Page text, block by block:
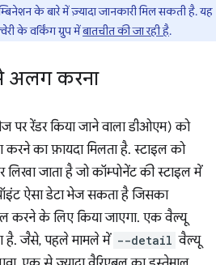
के बारे में ज़्यादा जानकारी मिल सकती है. यह
के वर्किंग ग्रुप मेंबातचीत की जा रही है.
अलग करना
पर रेंडर किया जाने वाला डीओएम) को
का फ़ायदा मिलता है. स्टाइल को
लिखा जाता है जो कॉम्पोनेंट की स्टाइल में
ऐसा डेटा भेज सकता है जिसका
करने के लिए किया जाएगा. एक वैल्यू
है. जैसे, पहले मामले में --detail वैल्यू